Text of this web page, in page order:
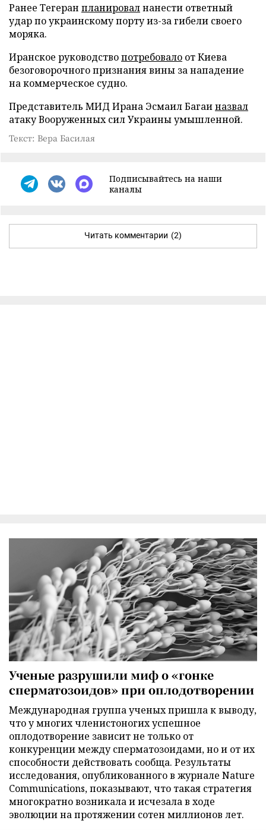
Ранее Тегеран планировалнанести ответный
удар по украинскому порту из-за гибели своего
моряка.
Иранское руководствопотребовало от Киева
безоговорочного признания вины за нападение
на коммерческое судно.
Представитель МИД Ирана Эсмаил Багаиназвал
атаку Вооруженных сил Украины умышленной.
Текст: Вера Басилая
Подписывайтесь на наши
каналы
Читать комментарии (2)
Ученые разрушили миф о «гонке
сперматозоидов» при оплодотворении
Международная группа ученых пришла к выводу,
что у многих членистоногих успешное
оплодотворение зависит не только от
конкуренции между сперматозоидами, но и от их
способности действовать сообща. Результаты
исследования, опубликованного в журнале Nature
Communications, показывают, что такая стратегия
многократно возникала и исчезала в ходе
эволюции на протяжении сотен миллионов лет.